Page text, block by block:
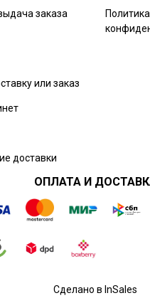
заказа
Политика
или заказ
доставки
ОПЛАТА И
Сделано в InSales